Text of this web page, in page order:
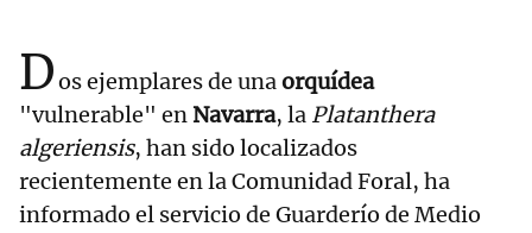
Dos ejemplares de unaorquídea
"vulnerable" en Navarra, la Platanthera
algeriensis, han sido localizados
recientemente en la Comunidad Foral, ha
informado el servicio de Guarderío de Medio